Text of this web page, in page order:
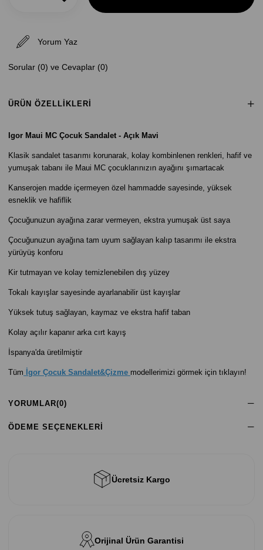
Yorum Yaz
Sorular (0) ve Cevaplar (0)
ÜRÜN ÖZELLIKLERI
Igor Maui MC Çocuk Sandalet - Açık Mavi
Klasik sandalet tasarımı korunarak, kolay kombinlenen renkleri, hafif ve
yumuşak tabanı ile Maui MC çocuklarınızın ayağını şımartacak
Kanserojen madde içermeyen özel hammadde sayesinde, yüksek
esneklik ve hafiflik
Çocuğunuzun ayağına zarar vermeyen, ekstra yumuşak üst saya
Çocuğunuzun ayağına tam uyum sağlayan kalıp tasarımı ile ekstra
yürüyüş konforu
Kir tutmayan ve kolay temizlenebilen dış yüzey
Tokalı kayışlar sayesinde ayarlanabilir üst kayışlar
Yüksek tutuş sağlayan, kaymaz ve ekstra hafif taban
Kolay açılır kapanır arka cırt kayış
İspanya'da üretilmiştir
Tüm İgor Çocuk Sandalet&Çizme modellerimizi görmek için tıklayın!
YORUMLAR(0)
ÖDEME SEÇENEKLERI
Ücretsiz Kargo
Orijinal Ürün Garantisi